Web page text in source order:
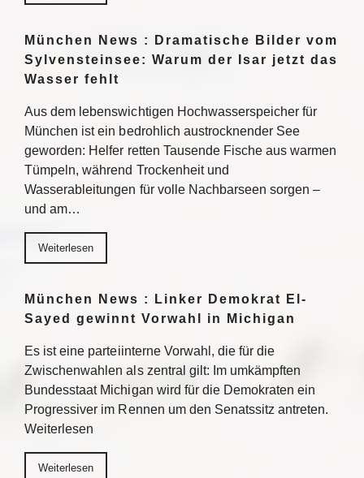
München News : Dramatische Bilder vom
Sylvensteinsee: Warum der Isar jetzt das
Wasser fehlt
Aus dem lebenswichtigen Hochwasserspeicher für
München ist ein bedrohlich austrocknender See
geworden: Helfer retten Tausende Fische aus warmen
Tümpeln, während Trockenheit und
Wasserableitungen für volle Nachbarseen sorgen –
und am…
Weiterlesen
München News : Linker Demokrat El-
Sayed gewinnt Vorwahl in Michigan
Es ist eine parteiinterne Vorwahl, die für die
Zwischenwahlen als zentral gilt: Im umkämpften
Bundesstaat Michigan wird für die Demokraten ein
Progressiver im Rennen um den Senatssitz antreten.
Weiterlesen
Weiterlesen